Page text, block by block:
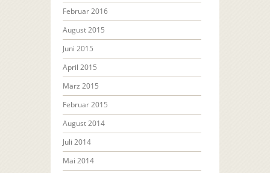
Februar 2016
August 2015
Juni 2015
April 2015
März 2015
Februar 2015
August 2014
Juli 2014
Mai 2014